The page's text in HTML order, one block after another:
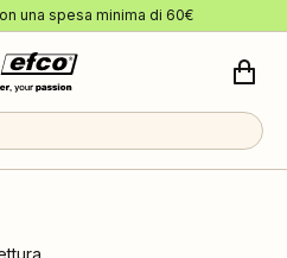
una spesa minima di 60€